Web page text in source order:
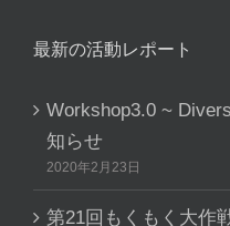
最新の活動レポート
Workshop3.0 ~
知らせ
2020年2月23日
第21回もくもく大作